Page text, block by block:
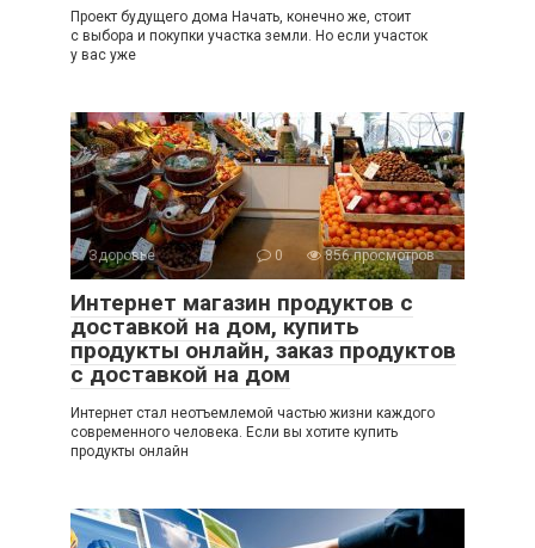
Проект будущего дома Начать, конечно же, стоит
с выбора и покупки участка земли. Но если участок
у вас уже
Здоровье 0 856 просмотров
Интернет магазин продуктов с
доставкой на дом, купить
продукты онлайн, заказ продуктов
с доставкой на дом
Интернет стал неотъемлемой частью жизни каждого
современного человека. Если вы хотите купить
продукты онлайн